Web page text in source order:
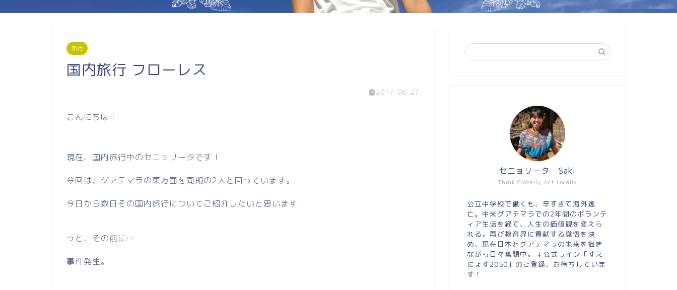
旅行
国内旅行 フローレス
2017-06-27
こんにちは！
現在、国内旅行中のセニョリータです！
今回は、グアテマラの東方面を同期の2人と回っています。
今日から数日その国内旅行についてご紹介したいと思います！
っと、その前に…
事件発生。
Think Globally, Act Locally
セニョリータ Saki
公立中学校で働くも、辛すぎて海外逃
亡。中米グアテマラでの2年間のボランテ
ィア生活を経て、人生の価値観を変えら
れる。再び教育界に貢献する覚悟を決
め、現在日本とグアテマラの未来を描き
ながら日々奮闘中。 ↓公式ライン「すえ
にょす2050」のご登録、お待ちしていま
す！